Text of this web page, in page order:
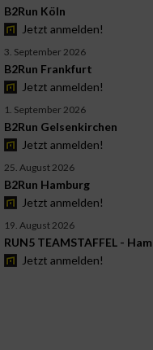
B2Run Köln
Jetzt anmelden!
3. September 2026
B2Run Frankfurt
Jetzt anmelden!
1. September 2026
B2Run Gelsenkirchen
Jetzt anmelden!
25. August 2026
B2Run Hamburg
Jetzt anmelden!
19. August 2026
RUN5 TEAMSTAFFEL -
Jetzt anmelden!